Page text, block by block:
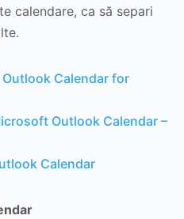
calendare, ca să separi
Calendar for
Outlook Calendar –
Calendar